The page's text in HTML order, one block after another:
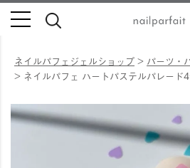
ネイルパフェジェルショップ パーツ・
ネイルパフェ ハートパステルパレード